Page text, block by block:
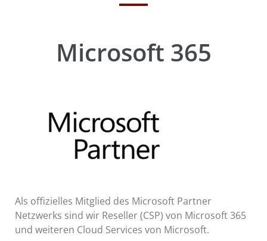
Microsoft 365
Als offizielles Mitglied des Microsoft Partner
Netzwerks sind wir Reseller (CSP) von Microsoft 365
und weiteren Cloud Services von Microsoft.